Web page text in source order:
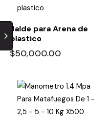
Balde para Arena de
plastico
$50,000.00